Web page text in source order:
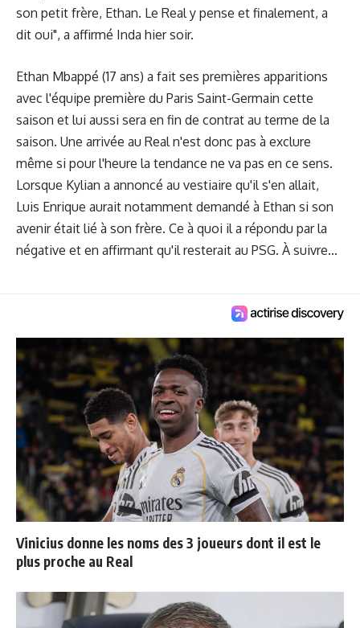
son petit frère, Ethan. Le Real y pense et finalement, a
dit oui", a affirmé Inda hier soir.
Ethan Mbappé (17 ans) a fait ses premières apparitions
avec l'équipe première du Paris Saint-Germain cette
saison et lui aussi sera en fin de contrat au terme de la
saison. Une arrivée au Real n'est donc pas à exclure
même si pour l'heure la tendance ne va pas en ce sens.
Lorsque Kylian a annoncé au vestiaire qu'il s'en allait,
Luis Enrique aurait notamment demandé à Ethan si son
avenir était lié à son frère. Ce à quoi il a répondu par la
négative et en affirmant qu'il resterait au PSG. À suivre...
Vinicius donne les noms des 3 joueurs dont il est le
plus proche au Real